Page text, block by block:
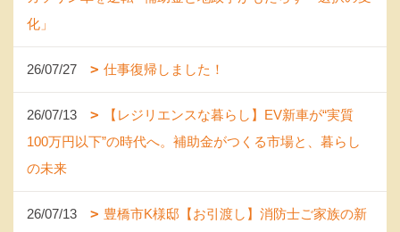
化」
26/07/27 仕事復帰しました！
26/07/13
【レジリエンスな暮らし】EV新車が“実質
100万円以下”の時代へ。補助金がつくる市場と、暮らし
の未来
26/07/13
豊橋市K様邸【お引渡し】消防士ご家族の新